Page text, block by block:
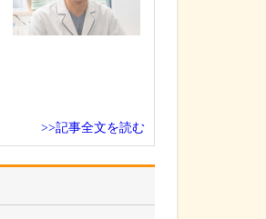
>>記事全文を読む